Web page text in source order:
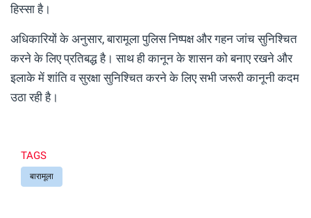
हिस्सा है।
अधिकारियों के अनुसार, बारामूला पुलिस निष्पक्ष और गहन जांच सुनिश्चित
करने के लिए प्रतिबद्ध है। साथ ही कानून के शासन को बनाए रखने और
इलाके में शांति व सुरक्षा सुनिश्चित करने के लिए सभी जरूरी कानूनी कदम
उठा रही है।
TAGS
बारामूला